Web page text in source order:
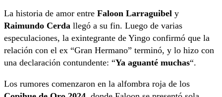
La historia de amor entre Faloon Larraguibel y
Raimundo Cerda llegó a su fin. Luego de varias
especulaciones, la exintegrante de Yingo confirmó que la
relación con el ex “Gran Hermano” terminó, y lo hizo con
una declaración contundente: “Ya aguanté muchas“.
Los rumores comenzaron en la alfombra roja de los